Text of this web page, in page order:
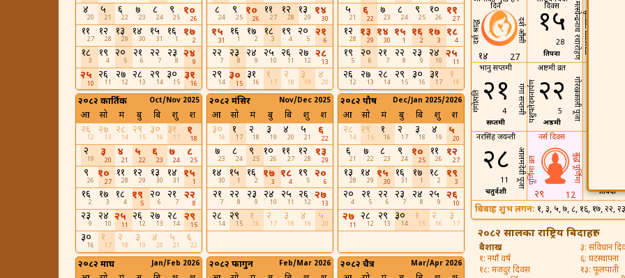
४
20
५
21
६
22
७
23
८
24
९
25
१०
26
११
27
१२
28
१३
29
१४
30
१५
31
१६
1
१७
2
१८
3
१९
4
२०
5
२१
6
२२
7
२३
8
२४
9
२५
10
२६
11
२७
12
२८
13
२९
14
३०
15
३१
16
८
24
९
25
१०
26
११
27
१२
28
१३
29
१४
30
१५
31
१६
1
१७
2
१८
3
१९
4
२०
5
२१
6
२२
7
२३
8
२४
9
२५
10
२६
11
२७
12
२८
13
२९
14
३०
15
३१
16
१
17
२
18
३
19
४
20
५
21
६
22
७
23
८
24
९
25
१०
26
११
27
१२
28
१३
29
१४
30
१५
1
१६
2
१७
3
१८
4
१९
5
२०
6
२१
7
२२
8
२३
9
२४
10
२५
11
२६
12
२७
13
२८
14
२९
15
३०
16
३१
17
१
18
२०८२ कार्तिक Oct/Nov 2025
आ सो मं बु बि शु श
२६
12
२७
13
२८
14
२९
15
३०
16
३१
17
१
18
२
19
३
20
४
21
५
22
६
23
७
24
८
25
९
26
१०
27
११
28
१२
29
१३
30
१४
31
१५
1
१६
2
१७
3
१८
4
१९
5
२०
6
२१
7
२२
8
२३
9
२४
10
२५
11
२६
12
२७
13
२८
14
२९
15
३०
16
१
17
२
18
३
19
४
20
५
21
६
22
२०८२ मंसिर Nov/Dec 2025
आ सो मं बु बि शु श
३०
16
१
17
२
18
३
19
४
20
५
21
६
22
७
23
८
24
९
25
१०
26
११
27
१२
28
१३
29
१४
30
१५
1
१६
2
१७
3
१८
4
१९
5
२०
6
२१
7
२२
8
२३
9
२४
10
२५
11
२६
12
२७
13
२८
14
२९
15
१
16
२
17
३
18
४
19
५
20
२०८२ पौष Dec/Jan 2025/2026
आ सो मं बु बि शु श
२८
14
२९
15
१
16
२
17
३
18
४
19
५
20
६
21
७
22
८
23
९
24
१०
25
११
26
१२
27
१३
28
१४
29
१५
30
१६
31
१७
1
१८
2
१९
3
२०
4
२१
5
२२
6
२३
7
२४
8
२५
9
२६
10
२७
11
२८
12
२९
13
३०
14
१
15
२
16
३
17
२०८२ माघ Jan/Feb 2026 २०८२ फागुन Feb/Mar 2026 २०८२ चैत्र Mar/Apr 2026
दिन
दर्श औंसी
दर्श श्राद्ध
१४ 27
दिवस मत्स्येन्द्रनाथ रथारोहण
१५
28
प्रतिपदा परशुराम जयन्ती
भानु सप्तमी
गंगा सप्तमी
गंगोत्पति २१
4
सप्तमी
अष्टमी व्रत
गोरखकाली पूजा
पशुपतेदमनार्पण२२
5
अष्ठमी
नरसिंह जयन्ती
आलमदेवी पूजा
२८
11
चतुर्दशी
नर्स दिवस
बुद्ध पूर्णिमा
पूर्णिमा व्रत
२९ 12 प्रतिपदा
बिबाह शुभ लगन: १, ३, ५, ७, ८, १६, १७, २२,
२०८२ सालका राष्ट्रिय बिदाहरु:
बैशाख
१: नयाँ वर्ष
१८: मजदुर दिवस
३: संविधान
६: घटस्थापना
१३: फूलपाती